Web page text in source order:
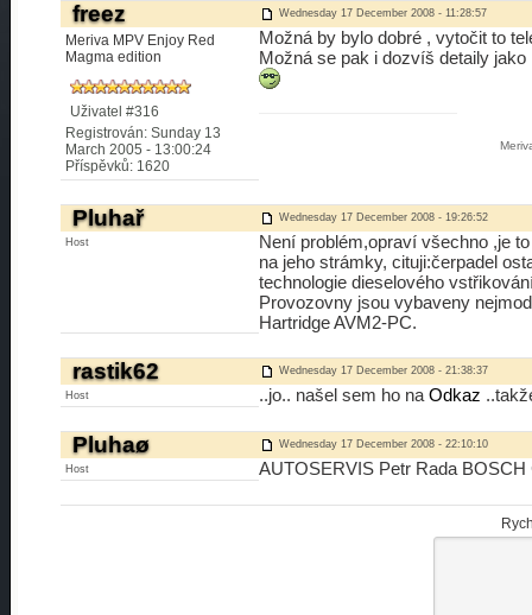
freez Wednesday 17 December 2008 - 11:28:57
Meriva MPV Enjoy Red
Magma edition
Uživatel #316
Registrován: Sunday 13
March 2005 - 13:00:24
Příspěvků: 1620
Možná by bylo dobré , vytočit to
Možná se pak i dozvíš detaily
Pluhař Wednesday 17 December 2008 - 19:26:52
Host
Není problém,opraví všechno ,je
na jeho strámky, cituji:čerpadel
technologie dieselového
Provozovny jsou vybaveny
Hartridge AVM2-PC.
rastik62 Wednesday 17 December 2008 - 21:38:37
Host ..jo.. našel sem ho na Odkaz
Pluhaø Wednesday 17 December 2008 - 22:10:10
Host AUTOSERVIS Petr Rada